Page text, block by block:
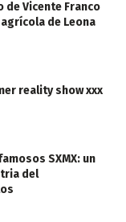
Vicente Franco
de Leona
reality show xxx
SXMX: un
del